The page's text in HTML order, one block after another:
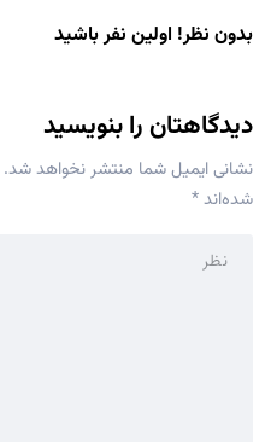
بدون نظر! اولین نفر باشید
دیدگاهتان را بنویسید
نشانی ایمیل شما منتشر نخواهد شد.
شده‌اند*